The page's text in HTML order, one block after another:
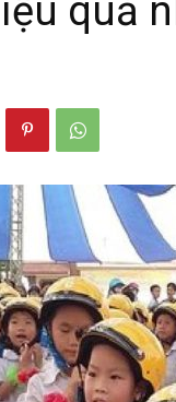
quả